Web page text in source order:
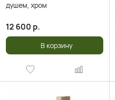
душем, хром
12 600 р.
В корзину